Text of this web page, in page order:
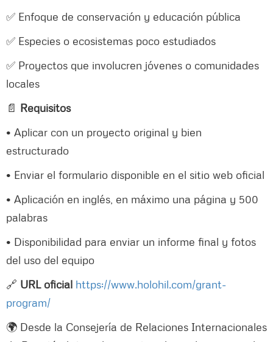
✅ Enfoque de conservación y educación pública
✅ Especies o ecosistemas poco estudiados
✅ Proyectos que involucren jóvenes o comunidades
locales
📄 Requisitos
• Aplicar con un proyecto original y bien
estructurado
• Enviar el formulario disponible en el sitio web oficial
• Aplicación en inglés, en máximo una página y 500
palabras
• Disponibilidad para enviar un informe final y fotos
del uso del equipo
🔗 URL oficial https://www.holohil.com/grant-
program/
🌍 Desde la Consejería de Relaciones Internacionales